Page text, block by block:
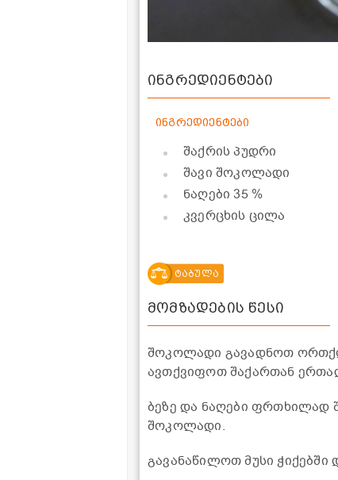
ინგრედიენტები
ინგრედიენტები
შაქრის პუდრი
შავი შოკოლადი
ნაღები 35 %
კვერცხის ცილა
ტაბულა
მომზადების წესი
შოკოლადი გავადნოთ
ავთქვიფოთ შაქართან
ბეზე და ნაღები ფრთხილად
შოკოლადი.
გავანაწილოთ მუსი